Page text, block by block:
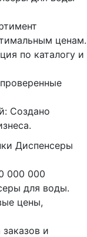
ценам.
по каталогу и
Создано
Диспенсеры
000 000
для воды.
цены,
и